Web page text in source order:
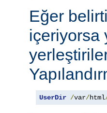
Eğer
içeriyorsa
UserDir /var/html